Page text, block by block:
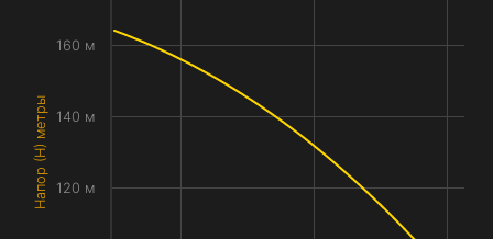
Напор (H) метры 120 м
140 м
160 м